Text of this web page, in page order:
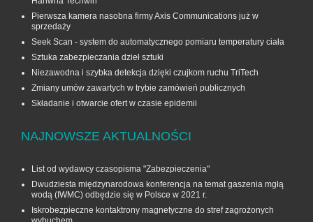
Pierwsza kamera nasobna firmy Axis Communications już w
sprzedaży
Seek Scan - system do automatycznego pomiaru temperatury ciała
Sztuka zabezpieczania dzieł sztuki
Niezawodna i szybka detekcja dzięki czujkom ruchu TriTech
Zmiany umów zawartych w trybie zamówień publicznych
Składanie i otwarcie ofert w czasie epidemii
NAJNOWSZE AKTUALNOŚCI
List od wydawcy czasopisma "Zabezpieczenia"
Dwudziesta międzynarodowa konferencja na temat gaszenia mgłą
wodą (IWMC) odbędzie się w Polsce w 2021 r.
Iskrobezpieczne kontaktrony magnetyczne do stref zagrożonych